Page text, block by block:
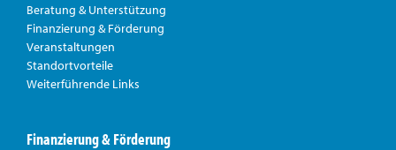
Beratung & Unterstützung
Finanzierung & Förderung
Veranstaltungen
Standortvorteile
Weiterführende Links
Finanzierung & Förderung